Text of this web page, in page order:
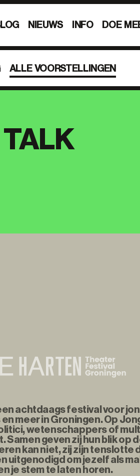
NIEUWS INFO DOE
ALLE VOORSTELLINGEN
TALK
achtdaags festival voor
meer in Groningen. Op
wetenschappers of
geven zij hun blik op
kan niet, zij zijn tenslotte
uitgenodigd om jezelf als
je stem te laten horen.